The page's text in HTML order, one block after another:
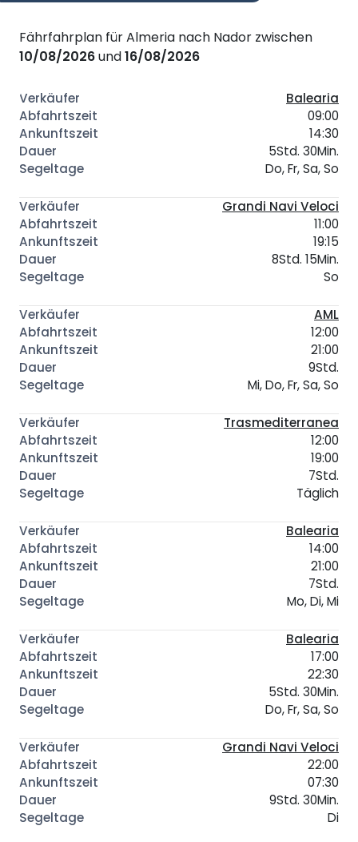
Fährfahrplan für Almeria nach Nador zwischen
10/08/2026und16/08/2026
Balearia
09:00
14:30
5Std. 30Min.
Do, Fr, Sa, So
Grandi Navi Veloci
11:00
19:15
8Std. 15Min.
So
AML
12:00
21:00
9Std.
Mi, Do, Fr, Sa, So
Trasmediterranea
12:00
19:00
7Std.
Täglich
Balearia
14:00
21:00
7Std.
Mo, Di, Mi
Balearia
17:00
22:30
5Std. 30Min.
Do, Fr, Sa, So
Grandi Navi Veloci
22:00
07:30
9Std. 30Min.
Di